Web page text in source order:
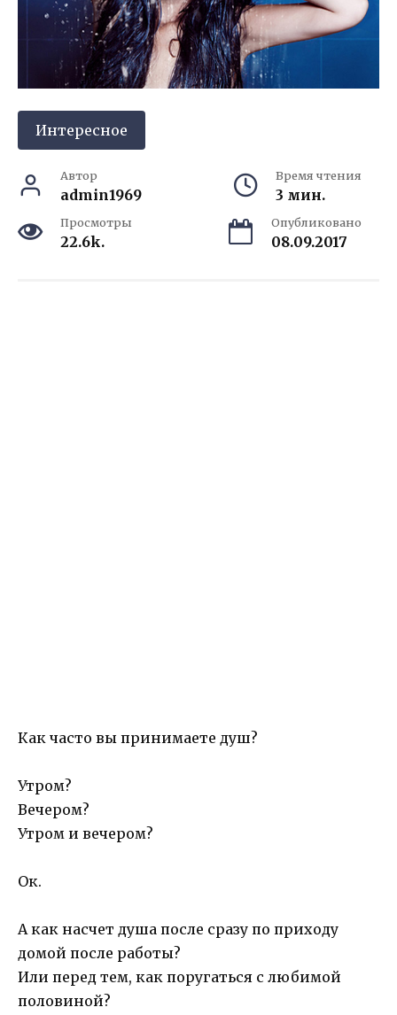
Интересное
Автор
admin1969
Время чтения
3 мин.
Просмотры
22.6k.
Опубликовано
08.09.2017
Как часто вы принимаете душ?
Утром?
Вечером?
Утром и вечером?
Ок.
А как насчет душа после сразу по приходу
домой после работы?
Или перед тем, как поругаться с любимой
половиной?